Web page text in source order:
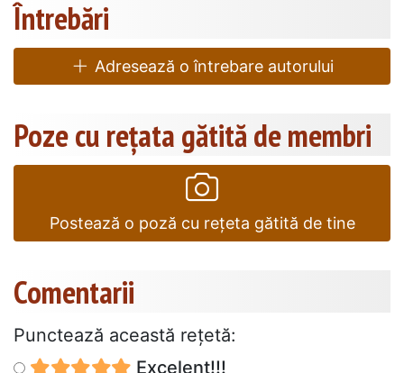
Întrebări
Adresează o întrebare autorului
Poze cu rețata gătită de membri
Postează o poză cu rețeta gătită de tine
Comentarii
Punctează această reţetă:
Excelent!!!